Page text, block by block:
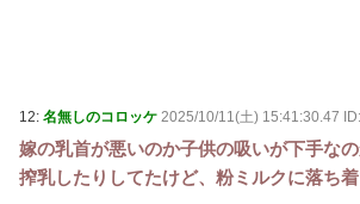
12: 名無しのコロッケ 2025/10/11(土) 15:41:30.47
嫁の乳首が悪いのか子供の吸いが下手な
搾乳したりしてたけど、粉ミルクに落ち